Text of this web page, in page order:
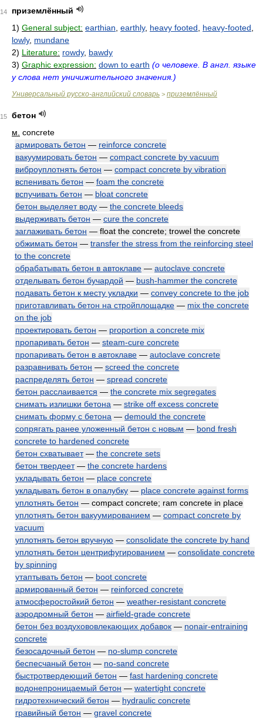
14
приземлённый
1) General subject: earthian earthly, heavy footed heavy-footed
lowly, mundane
2) Literature: rowdy, bawdy
3) Graphic expression: down to earth (о человеке. В англ. языке
у слова нет уничижительного значения.)
Универсальный русско-английский словарь > приземлённый
15
бетон
м. concrete
армировать бетон — reinforce concrete
вакуумировать бетон — compact concrete by vacuum
виброуплотнять бетон — compact concrete by vibration
вспенивать бетон — foam the concrete
вспучивать бетон — bloat concrete
бетон выделяет воду — the concrete bleeds
выдерживать бетон — cure the concrete
заглаживать бетон — float the concrete; trowel the concrete
обжимать бетон — transfer the stress from the reinforcing steel
to the concrete
обрабатывать бетон в автоклаве — autoclave concrete
отделывать бетон бучардой — bush-hammer the concrete
подавать бетон к месту укладки — convey concrete to the job
приготавливать бетон на стройплощадке — mix the concrete
on the job
проектировать бетон — proportion a concrete mix
пропаривать бетон — steam-cure concrete
пропаривать бетон в автоклаве — autoclave concrete
разравнивать бетон — screed the concrete
распределять бетон — spread concrete
бетон расслаивается — the concrete mix segregates
снимать излишки бетона — strike off excess concrete
снимать форму с бетона — demould the concrete
сопрягать ранее уложенный бетон с новым — bond fresh
concrete to hardened concrete
бетон схватывает— the concrete sets
бетон твердеет— the concrete hardens
укладывать бетон — place concrete
укладывать бетон в опалубку — place concrete against forms
уплотнять бетон — compact concrete; ram concrete in place
уплотнять бетон вакуумированием — compact concrete by
vacuum
уплотнять бетон вручную — consolidate the concrete by hand
уплотнять бетон центрифугированием — consolidate concrete
by spinning
утаптывать бетон — boot concrete
армированный бетон — reinforced concrete
атмосферостойкий бетон — weather-resistant concrete
аэродромный бетон — airfield-grade concrete
бетон без воздухововлекающих добавок — nonair-entraining
concrete
безосадочный бетон — no-slump concrete
беспесчаный бетон — no-sand concrete
быстротвердеющий бетон — fast hardening concrete
водонепроницаемый бетон — watertight concrete
гидротехнический бетон — hydraulic concrete
гравийный бетон — gravel concrete